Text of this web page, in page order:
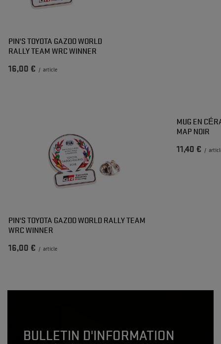
PIN'S TOYOTA GAZOO WORLD
RALLY TEAM WRC WINNER
16,00 € / article
PIN'S TOYOTA GAZOO WORLD RALLY TEAM
WRC WINNER
16,00 € / article
MUG EN
MAP NOIR
11,40 € /
BULLETIN D'INFORMATION